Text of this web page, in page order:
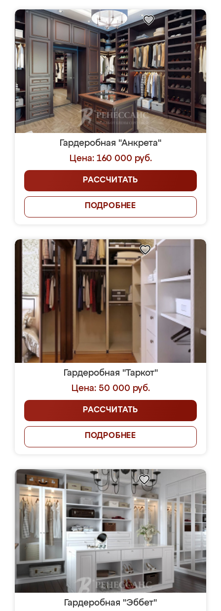
Гардеробная "Анкрета"
Цена: 160 000 руб.
РАССЧИТАТЬ
ПОДРОБНЕЕ
Гардеробная "Таркот"
Цена: 50 000 руб.
РАССЧИТАТЬ
ПОДРОБНЕЕ
Гардеробная "Эббет"